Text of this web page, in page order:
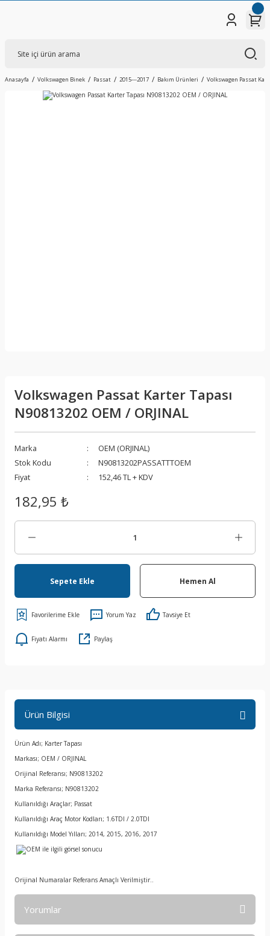
Anasayfa Volkswagen Binek Passat 2015---2017 Bakım Ürünleri Volkswagen Passat
Volkswagen Passat Karter Tapası
N90813202 OEM / ORJINAL
Marka
OEM (ORJINAL)
Stok Kodu
N90813202PASSATTTOEM
Fiyat
152,46 TL + KDV
182,95 ₺
Sepete Ekle Hemen Al
Yorum Yaz Tavsiye Et
Fiyatı Alarmı Paylaş
Ürün Bilgisi
Ürün Adı; Karter Tapası
Markası; OEM / ORJINAL
Orijinal Referansı; N90813202
Marka Referansı; N90813202
Kullanıldığı Araçlar; Passat
Kullanıldığı Araç Motor Kodları; 1.6TDI / 2.0TDI
Kullanıldığı Model Yılları; 2014, 2015, 2016, 2017
Orijinal Numaralar Referans Amaçlı Verilmiştir..
Yorumlar